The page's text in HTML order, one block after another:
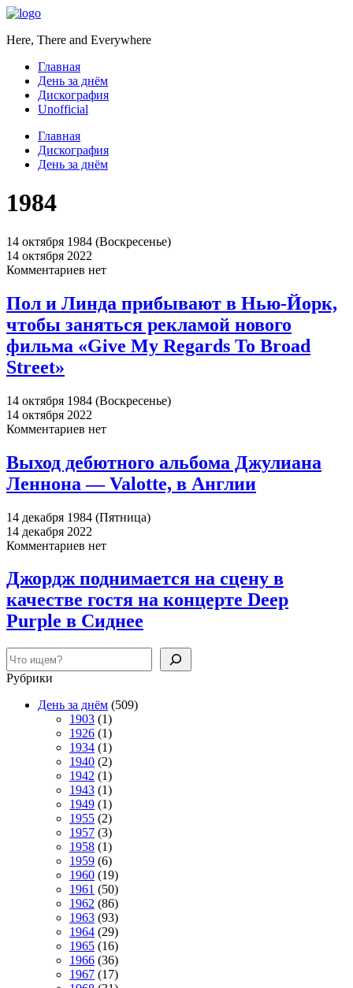
Here, There and Everywhere
Главная
День за днём
Дискография
Unofficial
Главная
Дискография
День за днём
1984
14 октября 1984 (Воскресенье)
14 октября 2022
Комментариев нет
Пол и Линда прибывают в Нью-Йорк,
чтобы заняться рекламой нового
фильма «Give My Regards To Broad
Street»
14 октября 1984 (Воскресенье)
14 октября 2022
Комментариев нет
Выход дебютного альбома Джулиана
Леннона — Valotte, в Англии
14 декабря 1984 (Пятница)
14 декабря 2022
Комментариев нет
Джордж поднимается на сцену в
качестве гостя на концерте Deep
Purple в Сиднее
Поиск
Рубрики
День за днём (509)
1903 (1)
1926 (1)
1934 (1)
1940 (2)
1942 (1)
1943 (1)
1949 (1)
1955 (2)
1957 (3)
1958 (1)
1959 (6)
1960 (19)
1961 (50)
1962 (86)
1963 (93)
1964 (29)
1965 (16)
1966 (36)
1967 (17)